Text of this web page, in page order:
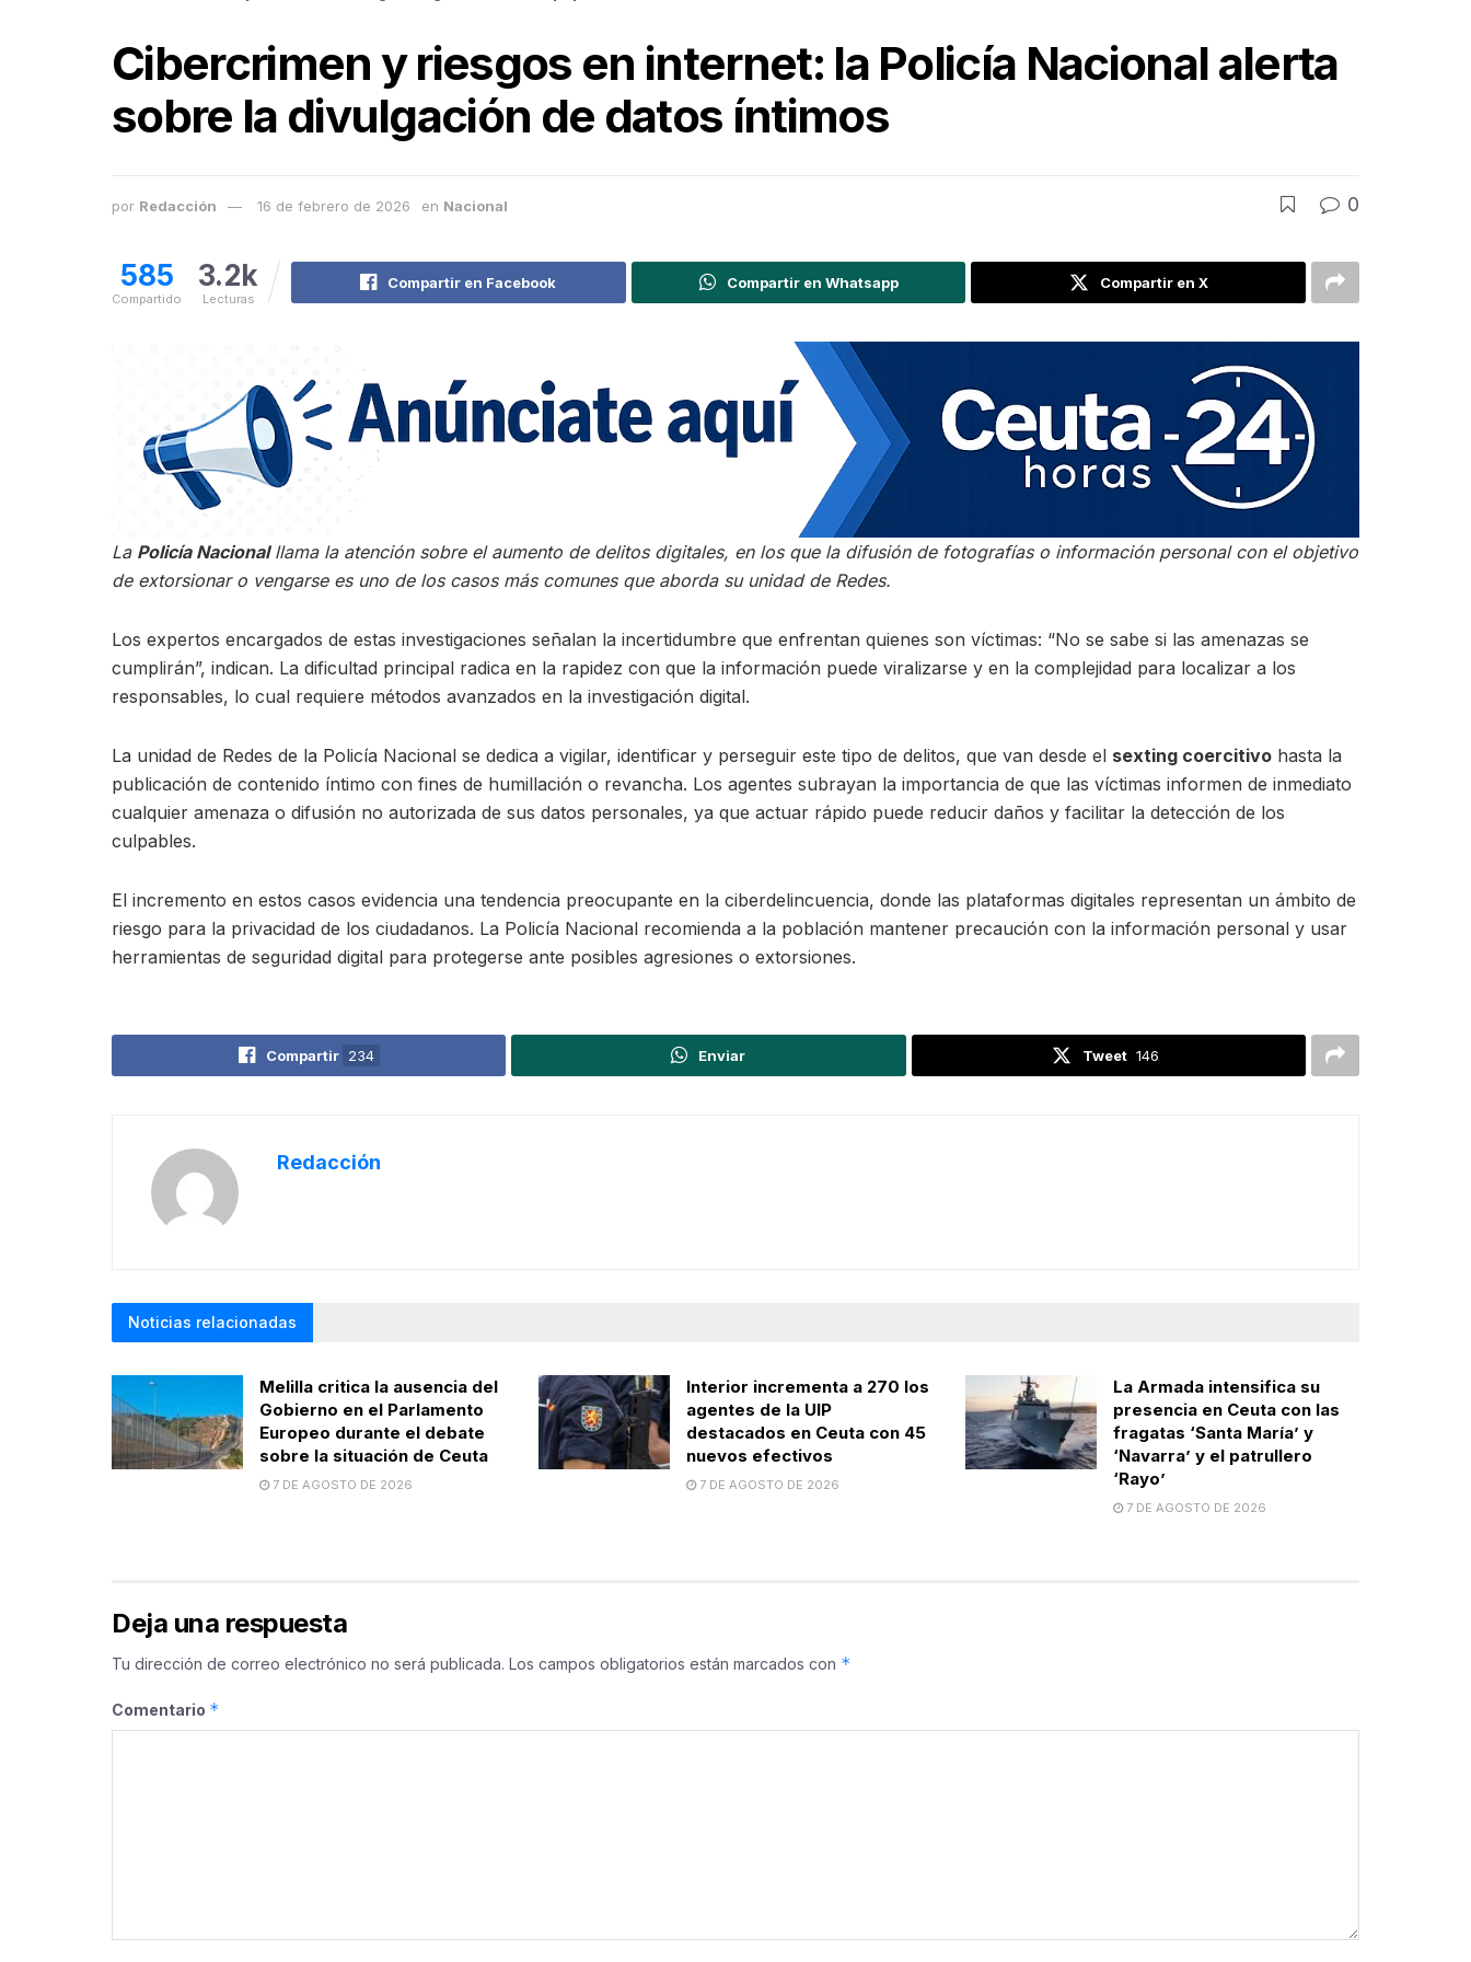
Cibercrimen y riesgos en internet: la Policía Nacional alerta
sobre la divulgación de datos íntimos
por Redacción 16 de febrero de 2026 en Nacional 0
585
Compartido
3.2k
Lecturas
Compartir en Facebook Compartir en Whatsapp Compartir en X
La Policía Nacionalllama la atención sobre el aumento de delitos digitales, en los que la difusión de fotografías o información personal con el objetivo
de extorsionar o vengarse es uno de los casos más comunes que aborda su unidad de Redes.
Los expertos encargados de estas investigaciones señalan la incertidumbre que enfrentan quienes son víctimas: “No se sabe si las amenazas se
cumplirán”, indican. La dificultad principal radica en la rapidez con que la información puede viralizarse y en la complejidad para localizar a los
responsables, lo cual requiere métodos avanzados en la investigación digital.
La unidad de Redes de la Policía Nacional se dedica a vigilar, identificar y perseguir este tipo de delitos, que van desde el sexting coercitivo hasta la
publicación de contenido íntimo con fines de humillación o revancha. Los agentes subrayan la importancia de que las víctimas informen de inmediato
cualquier amenaza o difusión no autorizada de sus datos personales, ya que actuar rápido puede reducir daños y facilitar la detección de los
culpables.
El incremento en estos casos evidencia una tendencia preocupante en la ciberdelincuencia, donde las plataformas digitales representan un ámbito de
riesgo para la privacidad de los ciudadanos. La Policía Nacional recomienda a la población mantener precaución con la información personal y usar
herramientas de seguridad digital para protegerse ante posibles agresiones o extorsiones.
Compartir 234 Enviar Tweet 146
Redacción
Noticias relacionadas
Melilla critica la ausencia del
Gobierno en el Parlamento
Europeo durante el debate
sobre la situación de Ceuta
7 DE AGOSTO DE 2026
Interior incrementa a 270 los
agentes de la UIP
destacados en Ceuta con 45
nuevos efectivos
7 DE AGOSTO DE 2026
La Armada intensifica su
presencia en Ceuta con las
fragatas ‘Santa María’ y
‘Navarra’ y el patrullero
‘Rayo’
7 DE AGOSTO DE 2026
Deja una respuesta
Tu dirección de correo electrónico no será publicada. Los campos obligatorios están marcados con *
Comentario *